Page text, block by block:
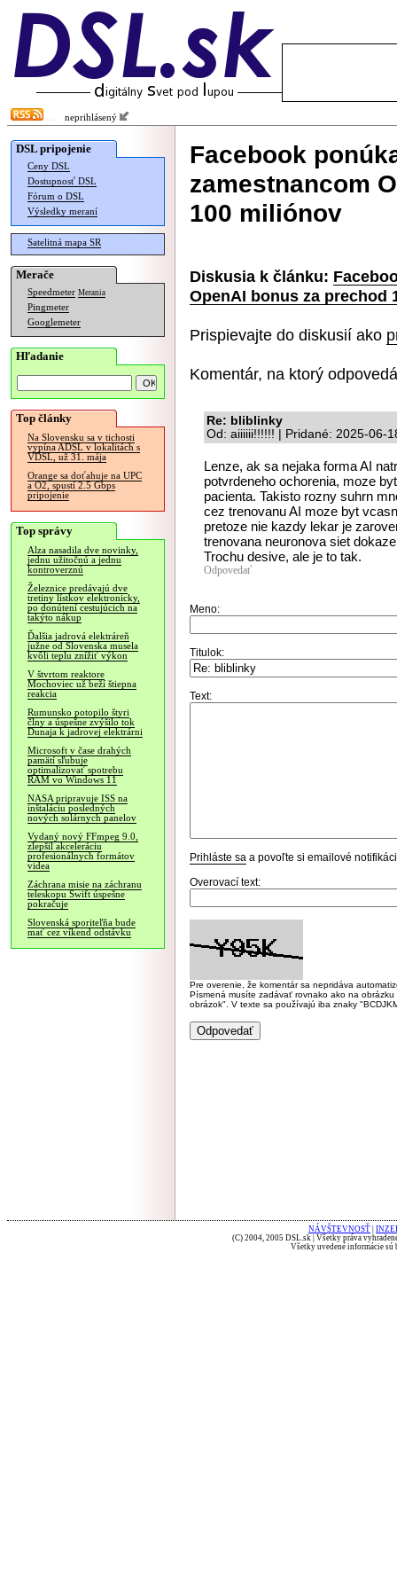
neprihlásený
DSL pripojenie
Ceny DSL
Dostupnosť DSL
Fórum o DSL
Výsledky meraní
Satelitná mapa SR
Merače
Speedmeter Merania
Pingmeter
Googlemeter
Hľadanie
Top články
Na Slovensku sa v tichosti
vypína ADSL v lokalitách s
VDSL, už 31. mája
Orange sa doťahuje na UPC
a O2, spustí 2.5 Gbps
pripojenie
Top správy
Alza nasadila dve novinky,
jednu užitočnú a jednu
kontroverznú
Železnice predávajú dve
tretiny lístkov elektronicky,
po donútení cestujúcich na
takýto nákup
Ďalšia jadrová elektráreň
južne od Slovenska musela
kvôli teplu znížiť výkon
V štvrtom reaktore
Mochoviec už beží štiepna
reakcia
Rumunsko potopilo štyri
člny a úspešne zvýšilo tok
Dunaja k jadrovej elektrárni
Microsoft v čase drahých
pamätí sľubuje
optimalizovať spotrebu
RAM vo Windows 11
NASA pripravuje ISS na
inštaláciu posledných
nových solárnych panelov
Vydaný nový FFmpeg 9.0,
zlepšil akceleráciu
profesionálnych formátov
videa
Záchrana misie na záchranu
teleskopu Swift úspešne
pokračuje
Slovenská sporiteľňa bude
mať cez víkend odstávku
Facebook
zamestnancom
100 miliónov
Diskusia k článku:
OpenAI bonus za prechod
Prispievajte do diskusií ako
Komentár, na ktorý
Re: bliblinky
Od: aiiiiii!!!!!! | Pridané: 2025-06-
Lenze, ak sa nejaka forma AI
potvrdeneho ochorenia, moze
pacienta. Takisto rozny suhrn
cez trenovanu AI moze byt
pretoze nie kazdy lekar je
trenovana neuronova siet
Trochu desive, ale je to tak.
Odpovedať
Meno:
Titulok:
Text:
Prihláste sa a povoľte si emailové
Overovací text:
Pre overenie, že komentár sa nepridáva
Písmená musíte zadávať rovnako ako na
obrázok". V texte sa používajú iba znaky
NÁVŠTEVNOSŤ
(C) 2004, 2005 DSL.sk | Všetky práva
Všetky uvedené informácie sú